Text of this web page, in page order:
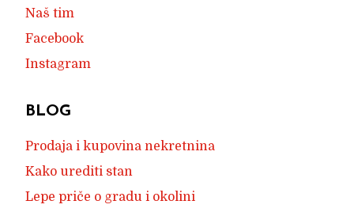
Naš tim
Facebook
Instagram
BLOG
Prodaja i kupovina nekretnina
Kako urediti stan
Lepe priče o gradu i okolini